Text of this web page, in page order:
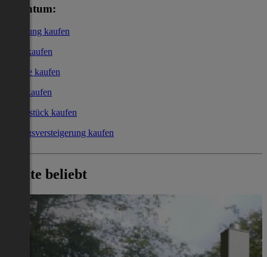
Eigentum:
Wohnung kaufen
Haus kaufen
Garage kaufen
Büro kaufen
Grundstück kaufen
Zwangsversteigerung kaufen
Heute beliebt